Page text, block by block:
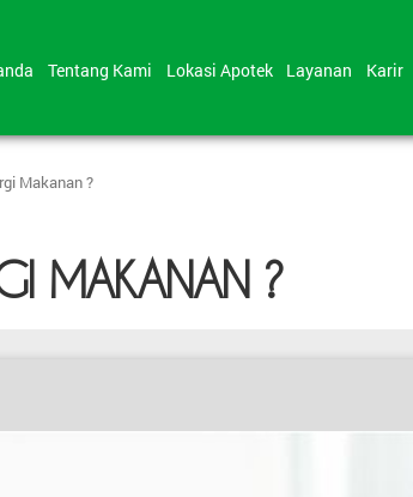
Tentang Kami Lokasi Apotek Layanan Karir
Makanan ?
MAKANAN ?